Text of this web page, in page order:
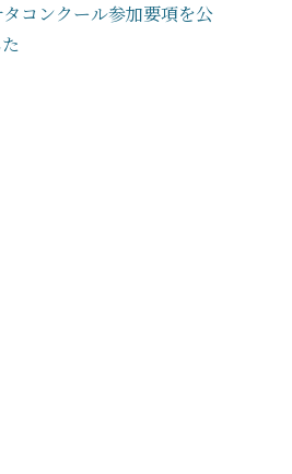
コンクール参加要項を公